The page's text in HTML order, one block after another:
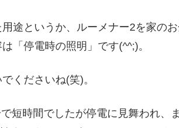
途というか、ルーメナー2を家の
「停電時の照明」です(^^;)。
くださいね(笑)。
短時間でしたが停電に見舞われ、